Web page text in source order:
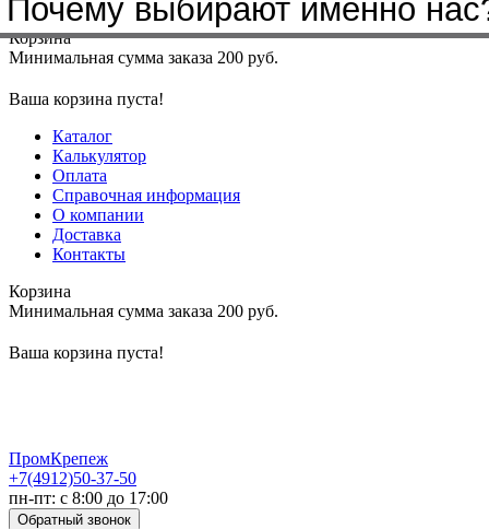
Меню+7(4912)50-37-50sbit@krep62.ru
Корзина
Минимальная сумма заказа 200 руб.
Ваша корзина пуста!
Каталог
Калькулятор
Оплата
Справочная информация
О компании
Доставка
Контакты
Корзина
Минимальная сумма заказа 200 руб.
Ваша корзина пуста!
ПромКрепеж
+7(4912)50-37-50
пн-пт: с 8:00 до 17:00
Обратный звонок
Почему выбирают именно